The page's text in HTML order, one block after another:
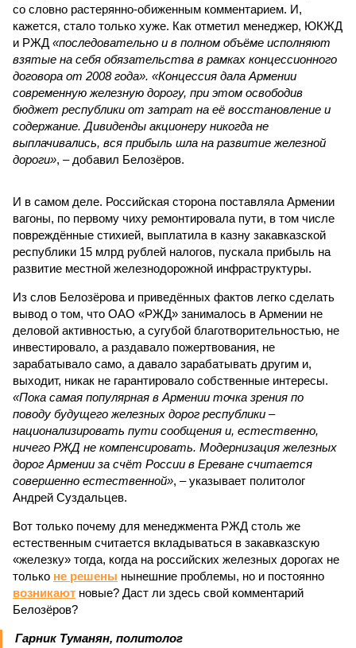
со словно растерянно-обиженным комментарием. И,
кажется, стало только хуже. Как отметил менеджер, ЮКЖД
и РЖД «последовательно и в полном объёме исполняют
взятые на себя обязательства в рамках концессионного
договора от 2008 года». «Концессия дала Армении
современную железную дорогу, при этом освободив
бюджет республики от затрат на её восстановление и
содержание. Дивиденды акционеру никогда не
выплачивались, вся прибыль шла на развитие железной
дороги», – добавил Белозёров.
И в самом деле. Российская сторона поставляла Армении
вагоны, по первому чиху ремонтировала пути, в том числе
повреждённые стихией, выплатила в казну закавказской
республики 15 млрд рублей налогов, пускала прибыль на
развитие местной железнодорожной инфраструктуры.
Из слов Белозёрова и приведённых фактов легко сделать
вывод о том, что ОАО «РЖД» занималось в Армении не
деловой активностью, а сугубой благотворительностью, не
инвестировало, а раздавало пожертвования, не
зарабатывало само, а давало зарабатывать другим и,
выходит, никак не гарантировало собственные интересы.
«Пока самая популярная в Армении точка зрения по
поводу будущего железных дорог рес­публики –
национализировать пути сообщения и, естественно,
ничего РЖД не компенсировать. Модернизация железных
дорог Армении за счёт России в Ереване считается
совершенно естественной», – указывает политолог
Андрей Суздальцев.
Вот только почему для менеджмента РЖД столь же
естественным считается вкладываться в закавказскую
«железку» тогда, когда на российских железных дорогах не
только не решены нынешние проблемы, но и постоянно
возникают новые? Даст ли здесь свой комментарий
Белозёров?
Гарник Туманян, политолог